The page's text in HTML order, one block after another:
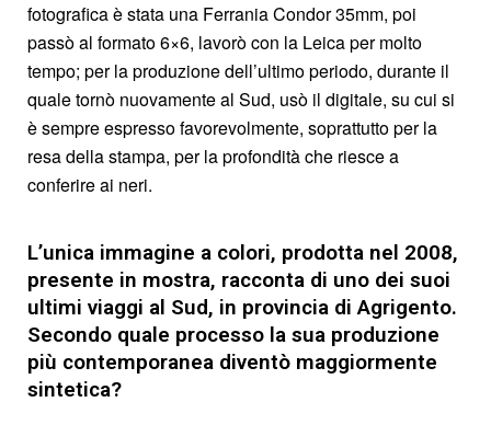
fotografica è stata una Ferrania Condor 35mm, poi
passò al formato 6×6, lavorò con la Leica per molto
tempo; per la produzione dell’ultimo periodo, durante il
quale tornò nuovamente al Sud, usò il digitale, su cui si
è sempre espresso favorevolmente, soprattutto per la
resa della stampa, per la profondità che riesce a
conferire ai neri.
L’unica immagine a colori, prodotta nel 2008,
presente in mostra, racconta di uno dei suoi
ultimi viaggi al Sud, in provincia di Agrigento.
Secondo quale processo la sua produzione
più contemporanea diventò maggiormente
sintetica?